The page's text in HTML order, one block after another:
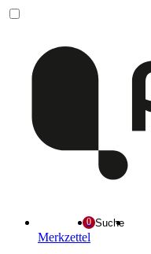
Merkzettel
Suche